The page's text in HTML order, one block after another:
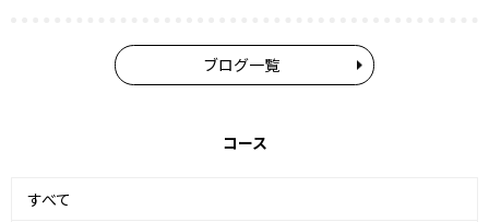
ブログ一覧
コース
すべて